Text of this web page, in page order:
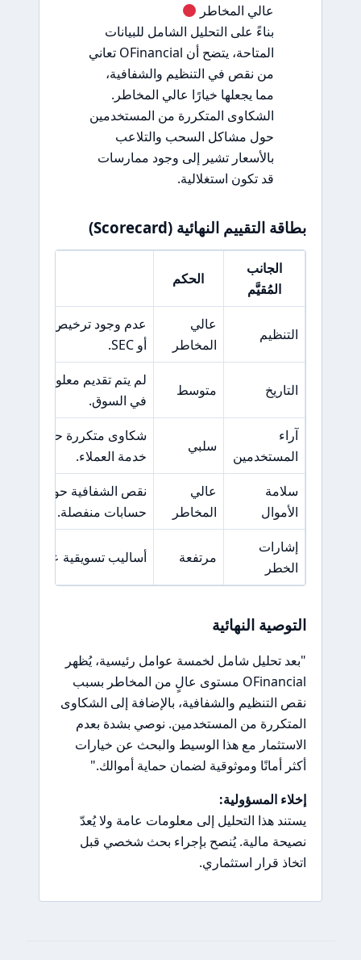
عالي المخاطر
بناءً على التحليل الشامل للبيانات
المتاحة، يتضح أن OFinancial تعاني
من نقص في التنظيم والشفافية،
مما يجعلها خيارًا عالي المخاطر.
الشكاوى المتكررة من المستخدمين
حول مشاكل السحب والتلاعب
بالأسعار تشير إلى وجود ممارسات
قد تكون استغلالية.
بطاقة التقييم النهائية (Scorecard)
الجانب
المُقيَّم
الحكم
التنظيم
عالي
المخاطر
أو SEC.
التاريخ متوسط
لم يتم تقديم معلومات
في السوق.
آراء
المستخدمين
سلبي
شكاوى متكررة حول
خدمة العملاء.
سلامة
الأموال
عالي
المخاطر
نقص الشفافية حول كيفية
حسابات منفصلة.
إشارات
الخطر
مرتفعة أساليب تسويقية عدوانية
التوصية النهائية
"بعد تحليل شامل لخمسة عوامل رئيسية، يُظهر
OFinancial مستوى عالٍ من المخاطر بسبب
نقص التنظيم والشفافية، بالإضافة إلى الشكاوى
المتكررة من المستخدمين. نوصي بشدة بعدم
الاستثمار مع هذا الوسيط والبحث عن خيارات
أكثر أمانًا وموثوقية لضمان حماية أموالك."
إخلاء المسؤولية:
يستند هذا التحليل إلى معلومات عامة ولا يُعدّ
نصيحة مالية. يُنصح بإجراء بحث شخصي قبل
اتخاذ قرار استثماري.